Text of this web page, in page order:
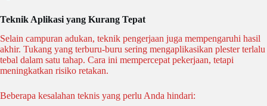
Teknik Aplikasi yang Kurang Tepat
Selain campuran adukan, teknik pengerjaan juga mempengaruhi hasil
akhir. Tukang yang terburu-buru sering mengaplikasikan plester terlalu
tebal dalam satu tahap. Cara ini mempercepat pekerjaan, tetapi
meningkatkan risiko retakan.
Beberapa kesalahan teknis yang perlu Anda hindari: